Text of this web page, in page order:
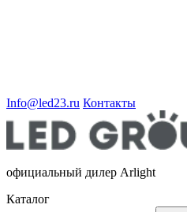
Info@led23.ru Контакты
официальный дилер Arlight
Каталог